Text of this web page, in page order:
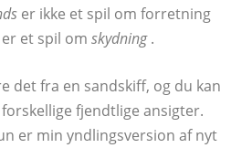
er ikke et spil om forretning
et spil om skydning.
det fra en sandskiff, og du kan
fjendtlige ansigter.
er min yndlingsversion af nyt